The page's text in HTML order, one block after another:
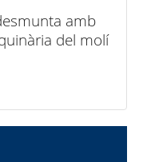
amb
del molí